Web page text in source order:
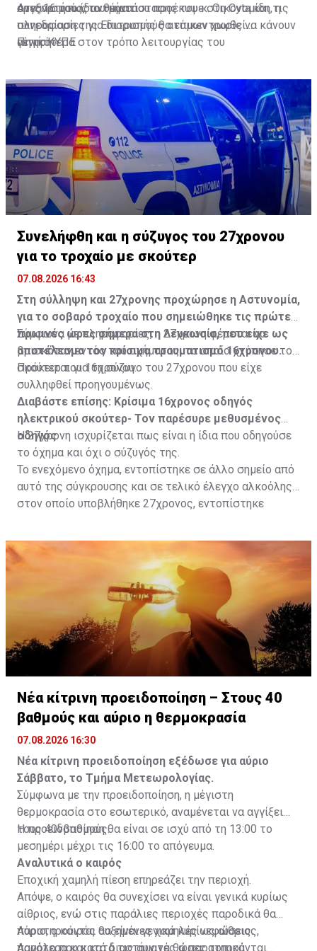
οργανισμούς, το θέμα που προέκυψε στη Cyta και τις
πληροφορίες για διορισμούς ατόμων χωρίς να κάνουν
αίτηση».
στις 16 του ίδιου μήνα.
Ανεξαρτήτως αντικατάστασης του κ. Οικονομίδη, η
συνεδρίαση της Επιτροπής θα επικεντρωθεί
γενικότερα στον τρόπο λειτουργίας του
Πηγή: ΚΥΠΕ
Συνελήφθη και η σύζυγος του 27χρονου
για το τροχαίο με σκούτερ
07.08.2026 16:43
Στη σύλληψη και 27χρονης προχώρησε η Αστυνομία,
για το σοβαρό τροχαίο που σημειώθηκε τις πρώτες
πρωινές ώρες σήμερα στη Λευκωσία, που είχε ως
αποτέλεσμα τον κρίσιμο τραυματισμό 16χρονου.
Σύμφωνα με πληροφορίες, η 27χρονη φέρεται να
βρισκόταν εντός του οχήματος, το οποίο χτύπησε το
σκούτερ του 16χρονου.
Πρόκειται για τη σύζυγο του 27χρονου που είχε
συλληφθεί προηγουμένως.
Διαβάστε επίσης: Κρίσιμα 16χρονος οδηγός
ηλεκτρικού σκούτερ- Τον παρέσυρε μεθυσμένος
οδηγός
Η 27χρονη ισχυρίζεται πως είναι η ίδια που οδηγούσε
το όχημα και όχι ο σύζυγός της.
Το ενεχόμενο όχημα, εντοπίστηκε σε άλλο σημείο από
αυτό της σύγκρουσης και σε τελικό έλεγχο αλκοόλης
στον οποίο υποβλήθηκε 27χρονος, εντοπίστηκε
είναι το ανώτατο από τον Νόμο όριο και συνελήφθη
για αυτόφωρο αδίκημα.
Νέα κίτρινη προειδοποίηση – Στους 40
βαθμούς και αύριο η θερμοκρασία
07.08.2026 16:30
Νέα κίτρινη προειδοποίηση εξέδωσε για αύριο
Σάββατο, το Τμήμα Μετεωρολογίας.
Σύμφωνα με την προειδοποίηση, η μέγιστη
θερμοκρασία στο εσωτερικό, αναμένεται να αγγίξει
τους 40νβαθμούς.
Η προειδοποίηση θα είναι σε ισχύ από τη 13:00 το
μεσημέρι μέχρι τις 16:00 το απόγευμα.
Αναλυτικά ο καιρός
Εποχική χαμηλή πίεση επηρεάζει την περιοχή.
Απόψε, ο καιρός θα συνεχίσει να είναι γενικά κυρίως
αίθριος, ενώ στις παράλιες περιοχές παροδικά θα
παρατηρούνται αυξημένες χαμηλές νεφώσεις.
Αργότερα και κατά τις αυγινές ώρες τοπικά
Αύριο, ο καιρός θα είναι γενικά κυρίως αίθριος,
παρόλο που κατά διαστήματα θα παρατηρούνται